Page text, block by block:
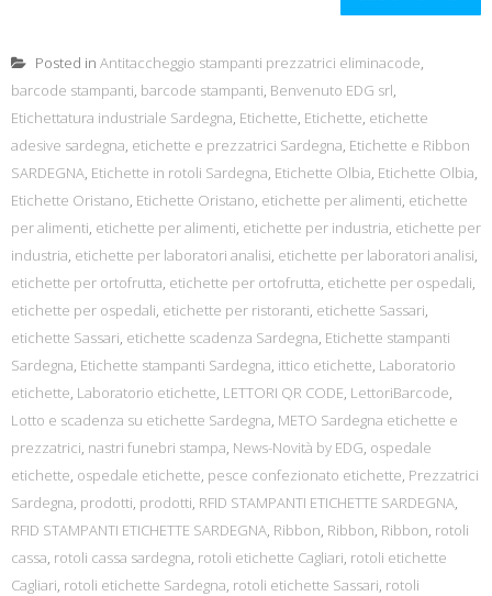
Posted in Antitaccheggio stampanti prezzatrici eliminacode,
barcode stampanti, barcode stampanti, Benvenuto EDG srl,
Etichettatura industriale Sardegna, Etichette, Etichette, etichette
adesive sardegna, etichette e prezzatrici Sardegna, Etichette e Ribbon
SARDEGNA, Etichette in rotoli Sardegna, Etichette Olbia, Etichette Olbia,
Etichette Oristano, Etichette Oristano, etichette per alimenti, etichette
per alimenti, etichette per alimenti, etichette per industria, etichette per
industria, etichette per laboratori analisi, etichette per laboratori analisi,
etichette per ortofrutta, etichette per ortofrutta, etichette per ospedali,
etichette per ospedali, etichette per ristoranti, etichette Sassari,
etichette Sassari, etichette scadenza Sardegna, Etichette stampanti
Sardegna, Etichette stampanti Sardegna, ittico etichette, Laboratorio
etichette, Laboratorio etichette, LETTORI QR CODE, LettoriBarcode,
Lotto e scadenza su etichette Sardegna, METO Sardegna etichette e
prezzatrici, nastri funebri stampa, News-Novità by EDG, ospedale
etichette, ospedale etichette, pesce confezionato etichette, Prezzatrici
Sardegna, prodotti, prodotti, RFID STAMPANTI ETICHETTE SARDEGNA,
RFID STAMPANTI ETICHETTE SARDEGNA, Ribbon, Ribbon, Ribbon, rotoli
cassa, rotoli cassa sardegna, rotoli etichette Cagliari, rotoli etichette
Cagliari, rotoli etichette Sardegna, rotoli etichette Sassari, rotoli